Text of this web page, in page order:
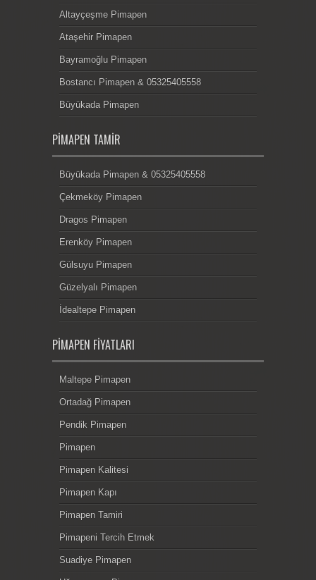
Altayçeşme Pimapen
Ataşehir Pimapen
Bayramoğlu Pimapen
Bostancı Pimapen & 05325405558
Büyükada Pimapen
PIMAPEN TAMIR
Büyükada Pimapen & 05325405558
Çekmeköy Pimapen
Dragos Pimapen
Erenköy Pimapen
Gülsuyu Pimapen
Güzelyalı Pimapen
İdealtepe Pimapen
PIMAPEN FIYATLARI
Maltepe Pimapen
Ortadağ Pimapen
Pendik Pimapen
Pimapen
Pimapen Kalitesi
Pimapen Kapı
Pimapen Tamiri
Pimapeni Tercih Etmek
Suadiye Pimapen